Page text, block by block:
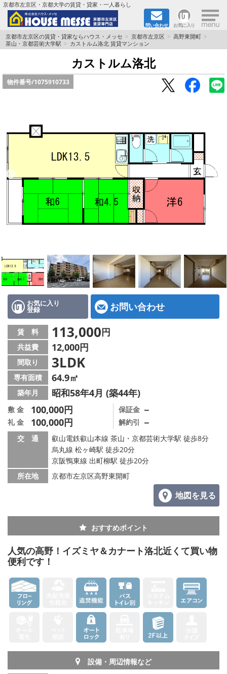
京都市左京区・京都大学の賃貸・貸家・一人暮らし
問い合わせ お気に入り ×
TOPページ
地域から検索
書類DL & 入居者さまへ
家族で住むならマンション？賃家？
一人暮らしの物件特集
ペット相談OKの賃貸！
ハウスメーカー施工特集！
路線·駅から探す
IT重説について
スタッフ紹介
賃貸管理の北白川店
店舗情報·アクセス
会社概要
メールでお問い合わせ
京都市左京区の賃貸・貸家ならハウス・メッセ 京都市左京区
高野東開町
茶山・京都芸術大学駅
カストルム洛北 賃貸マンション
カストルム洛北
物件番号/1075910733
お気に入り
登録 お問い合わせ
賃 料 113,000円
共益費 12,000円
間取り 3LDK
専有面積 64.9㎡
築年月 昭和58年4月 (築44年)
敷 金 100,000円
礼 金 100,000円
保証金 －
解約引 －
交 通
叡山電鉄叡山本線 茶山・京都芸術大学駅 徒歩8分
烏丸線 松ヶ崎駅 徒歩20分
京阪鴨東線 出町柳駅 徒歩20分
所在地
京都市左京区高野東開町
地図を見る
おすすめポイント
人気の高野！イズミヤ＆カナート洛北近くて買い物
便利です！
設備・周辺情報など